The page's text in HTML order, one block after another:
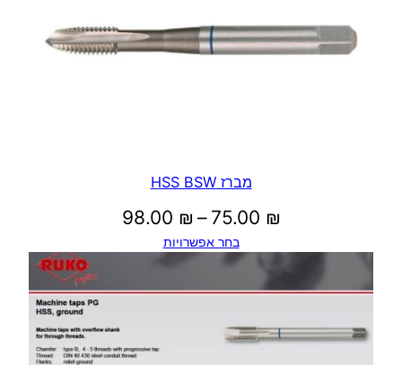
מברז HSS BSW
75.00 ₪
–
98.00 ₪
מחירים:
⁦75.00 ₪⁩
בחר אפשרויות